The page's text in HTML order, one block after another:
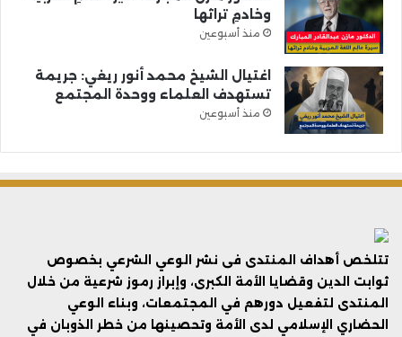
وخادمِ تراثها
منذ أسبوعين
اغتيال الشيخ محمد أنور ريغي: جريمة
تستهدف العلماء ووحدة المجتمع
منذ أسبوعين
تتلخص أهداف المنتدى فى نشر الوعي الشرعي بخصوص
ثوابت الدين وقضايا الأمة الكبرى، وإبراز رموز شرعية من خلال
المنتدى لتفعيل دورهم في المجتمعات، وبناء الوعي
الحضاري الإسلامي لدى الأمة وتحصينها من خطر الذوبان في